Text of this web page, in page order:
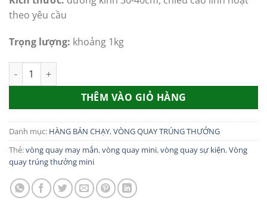
theo yêu cầu
Trọng lượng: khoảng 1kg
Vòng quay trúng thưởng mini số lượng
THÊM VÀO GIỎ HÀNG
Danh mục: HÀNG BÁN CHẠY,VÒNG QUAY TRÚNG THƯỞNG
Thẻ:vòng quay may mắn,vòng quay mini,vòng quay sự kiện,Vòng
quay trúng thưởng mini